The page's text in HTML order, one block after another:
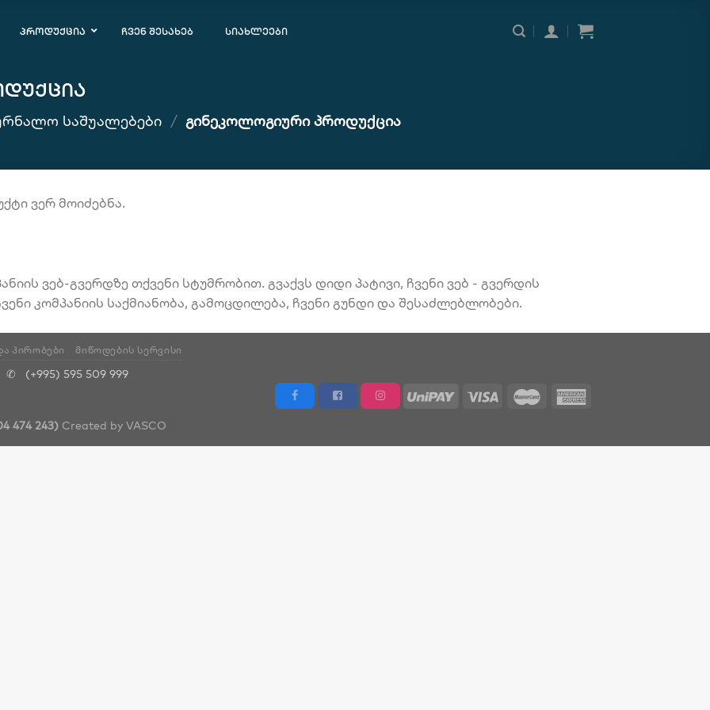
პროდუქცია ჩვენ შესახებ სიახლეები
ᲡᲐᲨᲣᲐᲚᲔᲑᲔᲑᲘ / ᲒᲘᲜᲔᲙᲝᲚᲝᲒᲘᲣᲠᲘ ᲞᲠᲝᲓᲣᲥᲪᲘᲐ
ვერ მოიძებნა.
ვებ-გვერდზე თქვენი სტუმრობით. გვაქვს დიდი პატივი, ჩვენი ვებ - გვერდის
კომპანიის საქმიანობა, გამოცდილება, ჩვენი გუნდი და შესაძლებლობები.
ᲞᲘᲠᲝᲑᲔᲑᲘ ᲛᲘᲬᲝᲓᲔᲑᲘᲡ ᲡᲔᲠᲕᲘᲡᲘ
✆
(+995) 595 509 999
474 243) Created by VASCO